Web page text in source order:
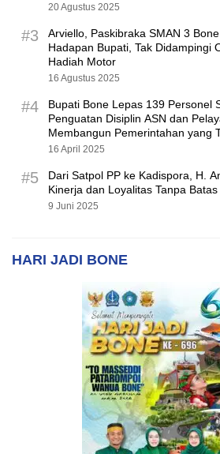
20 Agustus 2025
#3
Arviello, Paskibraka SMAN 3
Hadapan Bupati, Tak Didampingi
Hadiah Motor
16 Agustus 2025
#4
Bupati Bone Lepas 139 Personel
Penguatan Disiplin ASN dan
Membangun Pemerintahan yang
16 April 2025
#5
Dari Satpol PP ke Kadispora, H.
Kinerja dan Loyalitas Tanpa Batas
9 Juni 2025
HARI JADI BONE